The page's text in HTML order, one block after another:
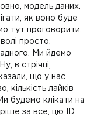
модель даних.
як воно буде
тут проговорити.
просто,
Ми йдемо
в стрічці,
що у нас
кількість лайків
будемо клікати на
за все, цю ID